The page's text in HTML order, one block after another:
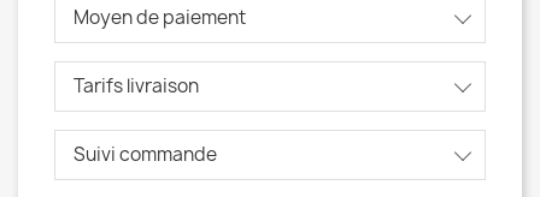
Moyen de paiement
Tarifs livraison
Suivi commande